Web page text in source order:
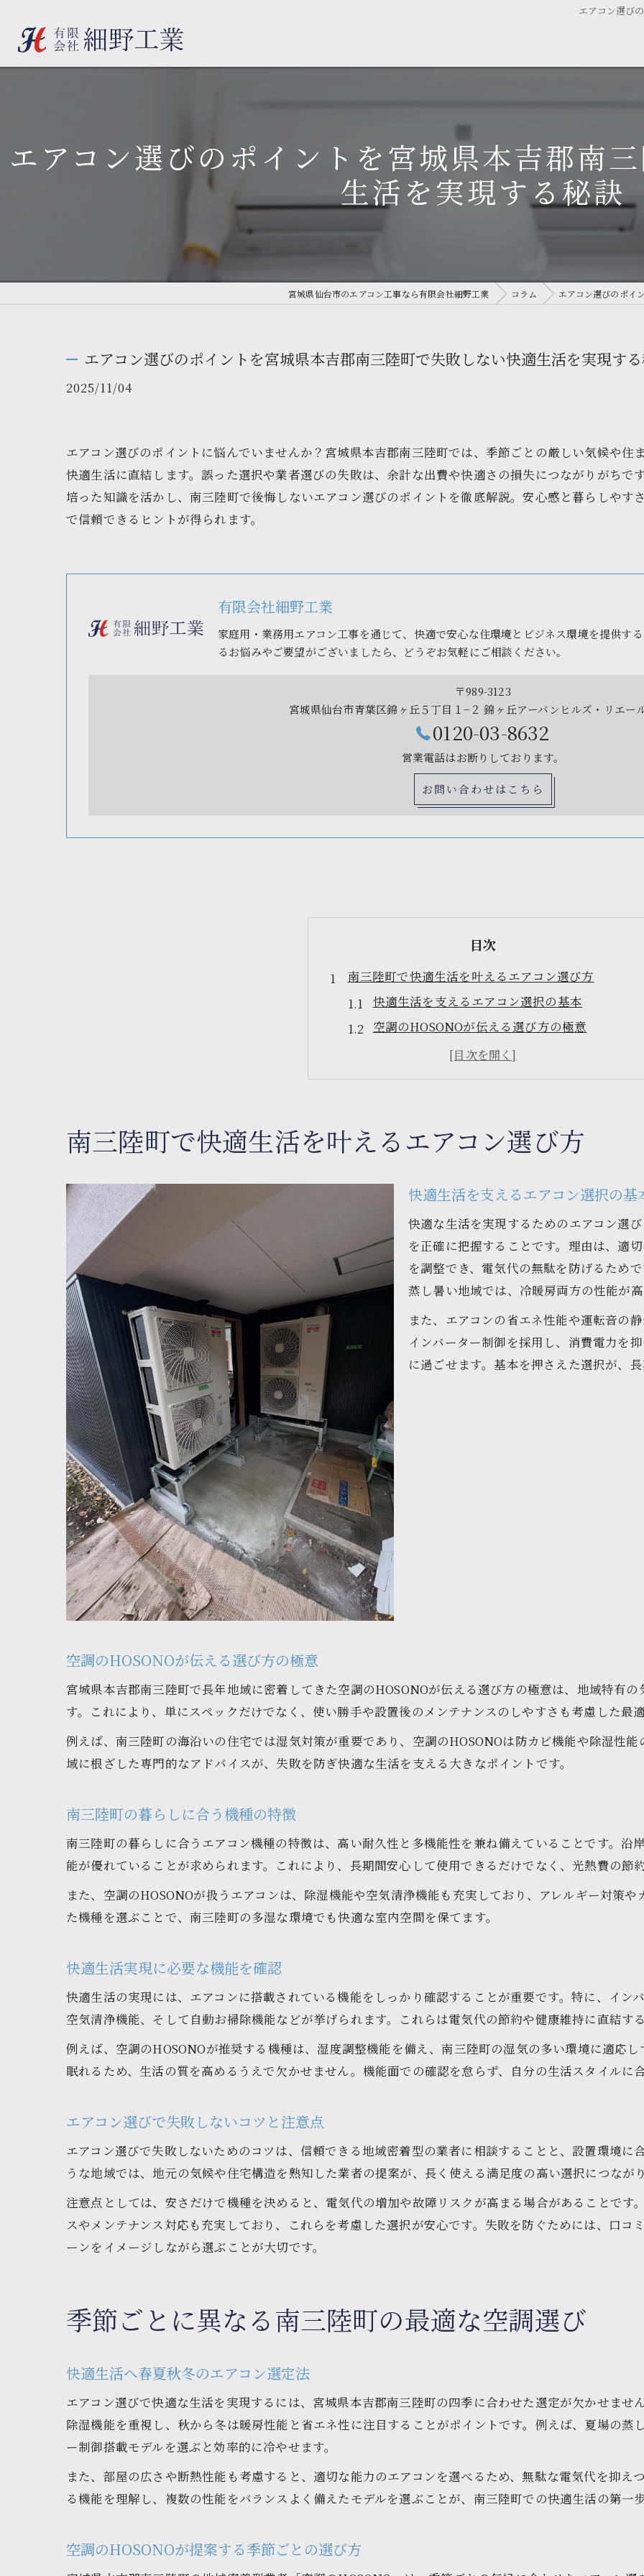
エアコン選び
エアコン選びのポイントを宮城県本吉郡南
生活を実現する秘訣
宮城県仙台市のエアコン工事なら有限会社細野工業 コラム エアコン選びのポイ
エアコン選びのポイントを宮城県本吉郡南三陸町で失敗しない快適生活を実現す
2025/11/04
エアコン選びのポイントに悩んでいませんか？宮城県本吉郡南三陸町では、季節ごとの厳しい気候や住
快適生活に直結します。誤った選択や業者選びの失敗は、余計な出費や快適さの損失につながりがちで
培った知識を活かし、南三陸町で後悔しないエアコン選びのポイントを徹底解説。安心感と暮らしやす
で信頼できるヒントが得られます。
有限会社細野工業
家庭用・業務用エアコン工事を通じて、快適で安心な住環境とビジネス環境を提供す
るお悩みやご要望がございましたら、どうぞお気軽にご相談ください。
〒989-3123
宮城県仙台市青葉区錦ヶ丘５丁目１−２ 錦ヶ丘アーバンヒルズ・リエー
0120-03-8632
営業電話はお断りしております。
お問い合わせはこちら
目次
南三陸町で快適生活を叶えるエアコン選び方
快適生活を支えるエアコン選択の基本
空調のHOSONOが伝える選び方の極意
南三陸町の暮らしに合う機種の特徴
快適生活実現に必要な機能を確認
季節ごとに異なる南三陸町の最適な空調選び
快適生活へ春夏秋冬のエアコン選定法
南三陸町の気候に最適な空調の秘訣
快適生活を守る季節対応型エアコンの選択
空調のHOSONO活用で季節を快適に過ごす
快適生活を目指すなら知りたいエアコン選択法
空調のHOSONOが教える賢い選択基準
南三陸町で快適生活を叶える選び方とは
空調のHOSONO活用で納得のエアコン選択
南三陸町の厳しい気候に合うエアコンの探し方
快適生活を守る気候対応型エアコンの選定
空調のHOSONOが推奨する耐久性重視の選び方
南三陸町特有の気候対策エアコンの特徴
快適生活維持のための機能の見極め方
空調のHOSONO利用で失敗しない選び方
失敗しないための空調のHOSONOおすすめポイント
快適生活実現へ空調のHOSONO活用術
快適生活を支えるアフターサポートの充実
空調のHOSONO利用者の口コミから学ぶ
快適生活を叶える設置費用の考え方
空調のHOSONO利用で見積もり比較も安心
南三陸町で快適生活を叶えるエアコン選び方
快適生活を支えるエアコン選択の基
快適な生活を実現するためのエアコン選
を正確に把握することです。理由は、適
を調整でき、電気代の無駄を防げるため
蒸し暑い地域では、冷暖房両方の性能が
また、エアコンの省エネ性能や運転音の
インバーター制御を採用し、消費電力を
に過ごせます。基本を押さえた選択が、
空調のHOSONOが伝える選び方の極意
宮城県本吉郡南三陸町で長年地域に密着してきた空調のHOSONOが伝える選び方の極意は、地域特有
す。これにより、単にスペックだけでなく、使い勝手や設置後のメンテナンスのしやすさも考慮した最
例えば、南三陸町の海沿いの住宅では湿気対策が重要であり、空調のHOSONOは防カビ機能や除湿性
域に根ざした専門的なアドバイスが、失敗を防ぎ快適な生活を支える大きなポイントです。
南三陸町の暮らしに合う機種の特徴
南三陸町の暮らしに合うエアコン機種の特徴は、高い耐久性と多機能性を兼ね備えていることです。沿
能が優れていることが求められます。これにより、長期間安心して使用できるだけでなく、光熱費の節
また、空調のHOSONOが扱うエアコンは、除湿機能や空気清浄機能も充実しており、アレルギー対策
た機種を選ぶことで、南三陸町の多湿な環境でも快適な室内空間を保てます。
快適生活実現に必要な機能を確認
快適生活の実現には、エアコンに搭載されている機能をしっかり確認することが重要です。特に、イン
空気清浄機能、そして自動お掃除機能などが挙げられます。これらは電気代の節約や健康維持に直結す
例えば、空調のHOSONOが推奨する機種は、湿度調整機能を備え、南三陸町の湿気の多い環境に適応
眠れるため、生活の質を高めるうえで欠かせません。機能面での確認を怠らず、自分の生活スタイルに
エアコン選びで失敗しないコツと注意点
エアコン選びで失敗しないためのコツは、信頼できる地域密着型の業者に相談することと、設置環境に
うな地域では、地元の気候や住宅構造を熟知した業者の提案が、長く使える満足度の高い選択につなが
注意点としては、安さだけで機種を決めると、電気代の増加や故障リスクが高まる場合があることです
スやメンテナンス対応も充実しており、これらを考慮した選択が安心です。失敗を防ぐためには、口コ
ーンをイメージしながら選ぶことが大切です。
季節ごとに異なる南三陸町の最適な空調選び
快適生活へ春夏秋冬のエアコン選定法
エアコン選びで快適な生活を実現するには、宮城県本吉郡南三陸町の四季に合わせた選定が欠かせま
除湿機能を重視し、秋から冬は暖房性能と省エネ性に注目することがポイントです。例えば、夏場の蒸
ー制御搭載モデルを選ぶと効率的に冷やせます。
また、部屋の広さや断熱性能も考慮すると、適切な能力のエアコンを選べるため、無駄な電気代を抑え
る機能を理解し、複数の性能をバランスよく備えたモデルを選ぶことが、南三陸町での快適生活の第一
空調のHOSONOが提案する季節ごとの選び方